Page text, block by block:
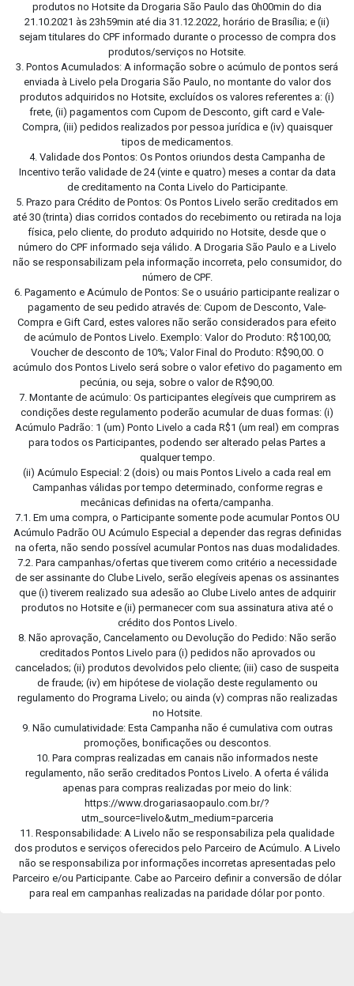
produtos no Hotsite da Drogaria São Paulo das 0h00min do dia
21.10.2021 às 23h59min até dia 31.12.2022, horário de Brasília; e (ii)
sejam titulares do CPF informado durante o processo de compra dos
produtos/serviços no Hotsite.
3. Pontos Acumulados: A informação sobre o acúmulo de pontos será
enviada à Livelo pela Drogaria São Paulo, no montante do valor dos
produtos adquiridos no Hotsite, excluídos os valores referentes a: (i)
frete, (ii) pagamentos com Cupom de Desconto, gift card e Vale-
Compra, (iii) pedidos realizados por pessoa jurídica e (iv) quaisquer
tipos de medicamentos.
4. Validade dos Pontos: Os Pontos oriundos desta Campanha de
Incentivo terão validade de 24 (vinte e quatro) meses a contar da data
de creditamento na Conta Livelo do Participante.
5. Prazo para Crédito de Pontos: Os Pontos Livelo serão creditados em
até 30 (trinta) dias corridos contados do recebimento ou retirada na loja
física, pelo cliente, do produto adquirido no Hotsite, desde que o
número do CPF informado seja válido. A Drogaria São Paulo e a Livelo
não se responsabilizam pela informação incorreta, pelo consumidor, do
número de CPF.
6. Pagamento e Acúmulo de Pontos: Se o usuário participante realizar o
pagamento de seu pedido através de: Cupom de Desconto, Vale-
Compra e Gift Card, estes valores não serão considerados para efeito
de acúmulo de Pontos Livelo. Exemplo: Valor do Produto: R$100,00;
Voucher de desconto de 10%; Valor Final do Produto: R$90,00. O
acúmulo dos Pontos Livelo será sobre o valor efetivo do pagamento em
pecúnia, ou seja, sobre o valor de R$90,00.
7. Montante de acúmulo: Os participantes elegíveis que cumprirem as
condições deste regulamento poderão acumular de duas formas: (i)
Acúmulo Padrão: 1 (um) Ponto Livelo a cada R$1 (um real) em compras
para todos os Participantes, podendo ser alterado pelas Partes a
qualquer tempo.
(ii) Acúmulo Especial: 2 (dois) ou mais Pontos Livelo a cada real em
Campanhas válidas por tempo determinado, conforme regras e
mecânicas definidas na oferta/campanha.
7.1. Em uma compra, o Participante somente pode acumular Pontos OU
Acúmulo Padrão OU Acúmulo Especial a depender das regras definidas
na oferta, não sendo possível acumular Pontos nas duas modalidades.
7.2. Para campanhas/ofertas que tiverem como critério a necessidade
de ser assinante do Clube Livelo, serão elegíveis apenas os assinantes
que (i) tiverem realizado sua adesão ao Clube Livelo antes de adquirir
produtos no Hotsite e (ii) permanecer com sua assinatura ativa até o
crédito dos Pontos Livelo.
8. Não aprovação, Cancelamento ou Devolução do Pedido: Não serão
creditados Pontos Livelo para (i) pedidos não aprovados ou
cancelados; (ii) produtos devolvidos pelo cliente; (iii) caso de suspeita
de fraude; (iv) em hipótese de violação deste regulamento ou
regulamento do Programa Livelo; ou ainda (v) compras não realizadas
no Hotsite.
9. Não cumulatividade: Esta Campanha não é cumulativa com outras
promoções, bonificações ou descontos.
10. Para compras realizadas em canais não informados neste
regulamento, não serão creditados Pontos Livelo. A oferta é válida
apenas para compras realizadas por meio do link:
https://www.drogariasaopaulo.com.br/?
utm_source=livelo&utm_medium=parceria
11. Responsabilidade: A Livelo não se responsabiliza pela qualidade
dos produtos e serviços oferecidos pelo Parceiro de Acúmulo. A Livelo
não se responsabiliza por informações incorretas apresentadas pelo
Parceiro e/ou Participante. Cabe ao Parceiro definir a conversão de dólar
para real em campanhas realizadas na paridade dólar por ponto.